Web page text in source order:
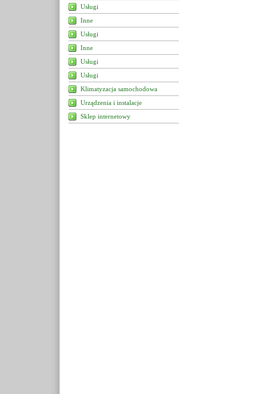
Usługi
Inne
Usługi
Inne
Usługi
Usługi
Klimatyzacja samochodowa
Urządzenia i instalacje
Sklep internetowy